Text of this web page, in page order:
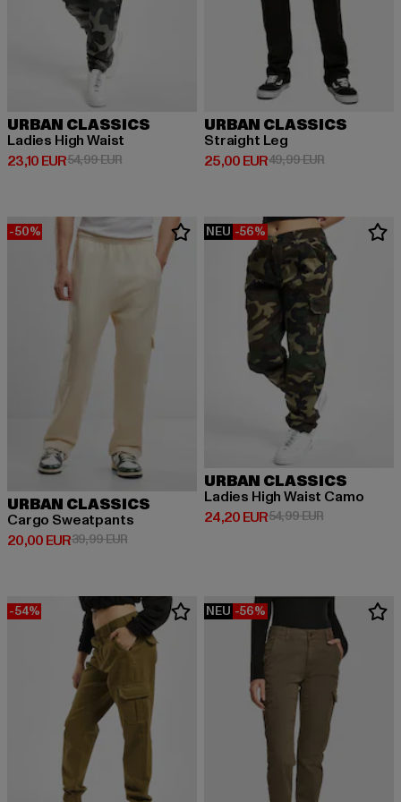
URBAN CLASSICS
Ladies High Waist
23,10 EUR
Derzeitiger Preis: 23,10 EUR
54,99 EURAktionspreis: 54,99 EUR
URBAN CLASSICS
Straight Leg
25,00 EUR
Derzeitiger Preis: 25,00 EUR
49,99 EURAktionspreis:
-50%
URBAN CLASSICS
Cargo Sweatpants
20,00 EUR
Derzeitiger Preis: 20,00 EUR
39,99 EURAktionspreis: 39,99 EUR
NEU -56%
URBAN CLASSICS
Ladies High Waist Camo
24,20 EUR
Derzeitiger Preis: 24,20 EUR
54,99 EURAktionspreis:
-54% NEU -56%